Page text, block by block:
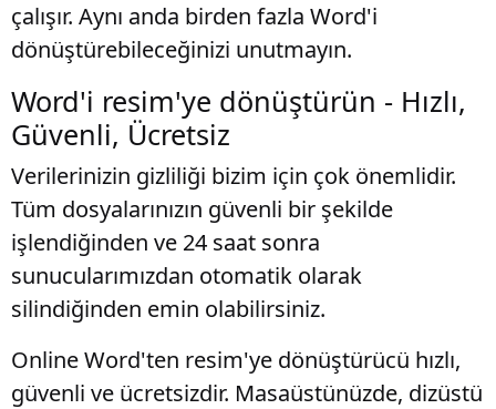
çalışır. Aynı anda birden fazla Word'i
dönüştürebileceğinizi unutmayın.
Word'i resim'ye dönüştürün - Hızlı,
Güvenli, Ücretsiz
Verilerinizin gizliliği bizim için çok önemlidir.
Tüm dosyalarınızın güvenli bir şekilde
işlendiğinden ve 24 saat sonra
sunucularımızdan otomatik olarak
silindiğinden emin olabilirsiniz.
Online Word'ten resim'ye dönüştürücü hızlı,
güvenli ve ücretsizdir. Masaüstünüzde, dizüstü